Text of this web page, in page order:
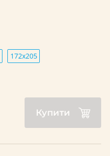
172х205
Купити